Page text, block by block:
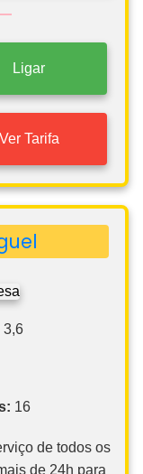
Ligar
Ver Tarifa
3,6
16
de todos os
de 24h para